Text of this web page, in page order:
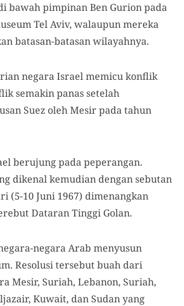
bawah pimpinan Ben Gurion pada
Tel Aviv, walaupun mereka
batasan-batasan wilayahnya.
negara Israel memicu konflik
semakin panas setelah
Suez oleh Mesir pada tahun
berujung pada peperangan.
dikenal kemudian dengan sebutan
(5-10 Juni 1967) dimenangkan
Dataran Tinggi Golan.
negara Arab menyusun
Resolusi tersebut buah dari
Mesir, Suriah, Lebanon, Suriah,
Kuwait, dan Sudan yang